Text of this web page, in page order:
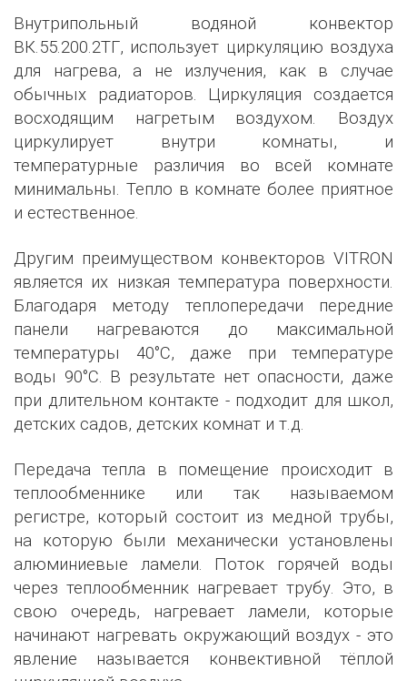
Внутрипольный водяной конвектор
ВК.55.200.2ТГ, использует циркуляцию воздуха
для нагрева, а не излучения, как в случае
обычных радиаторов. Циркуляция создается
восходящим нагретым воздухом. Воздух
циркулирует внутри комнаты, и
температурные различия во всей комнате
минимальны. Тепло в комнате более приятное
и естественное.
Другим преимуществом конвекторов VITRON
является их низкая температура поверхности.
Благодаря методу теплопередачи передние
панели нагреваются до максимальной
температуры 40°C, даже при температуре
воды 90°C. В результате нет опасности, даже
при длительном контакте - подходит для школ,
детских садов, детских комнат и т.д.
Передача тепла в помещение происходит в
теплообменнике или так называемом
регистре, который состоит из медной трубы,
на которую были механически установлены
алюминиевые ламели. Поток горячей воды
через теплообменник нагревает трубу. Это, в
свою очередь, нагревает ламели, которые
начинают нагревать окружающий воздух - это
явление называется конвективной тёплой